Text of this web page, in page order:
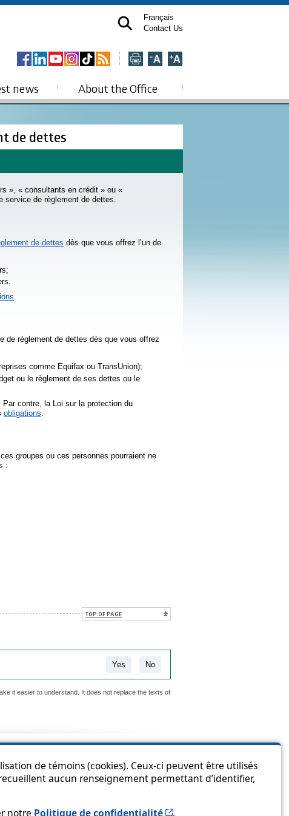
de témoins (cookies). Ceux-ci peuvent être utilisés
aucun renseignement permettant d’identifier,
notre Politique de confidentialité Cet hyperlien s’ouvrira
.
Français
Contact Us
news About the Office
de dettes
», « consultants en crédit » ou «
service de règlement de dettes.
de dettes dès que vous offrez l’un de
.
de règlement de dettes dès que vous offrez
comme Equifax ou TransUnion);
ou le règlement de ses dettes ou le
Par contre, la Loi sur la protection du
obligations
groupes ou ces personnes pourraient ne
:
TOP OF PAGE
Yes No
it easier to understand. It does not replace the texts of